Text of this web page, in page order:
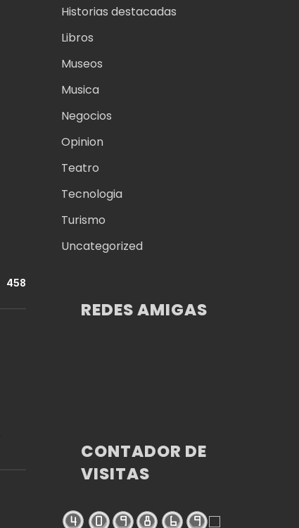
458
Historias destacadas
Libros
Museos
Musica
Negocios
Opinion
Teatro
Tecnologia
Turismo
Uncategorized
REDES AMIGAS
CONTADOR DE
VISITAS